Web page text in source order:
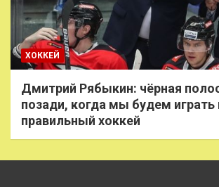
ХОККЕЙ
Дмитрий Рябыкин: чёрная
позади, когда мы будем играть
правильный хоккей